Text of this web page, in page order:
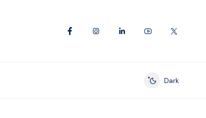
Enable dark
Dark